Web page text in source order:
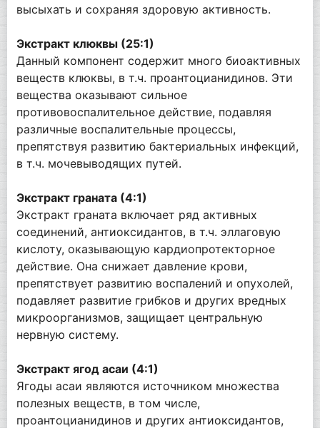
высыхать и сохраняя здоровую активность.
Экстракт клюквы (25:1)
Данный компонент содержит много биоактивных
веществ клюквы, в т.ч. проантоцианидинов. Эти
вещества оказывают сильное
противовоспалительное действие, подавляя
различные воспалительные процессы,
препятствуя развитию бактериальных инфекций,
в т.ч. мочевыводящих путей.
Экстракт граната (4:1)
Экстракт граната включает ряд активных
соединений, антиоксидантов, в т.ч. эллаговую
кислоту, оказывающую кардиопротекторное
действие. Она снижает давление крови,
препятствует развитию воспалений и опухолей,
подавляет развитие грибков и других вредных
микроорганизмов, защищает центральную
нервную систему.
Экстракт ягод асаи (4:1)
Ягоды асаи являются источником множества
полезных веществ, в том числе,
проантоцианидинов и других антиоксидантов,